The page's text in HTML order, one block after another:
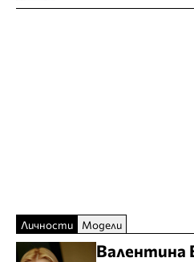
Личности Модели
Валентина